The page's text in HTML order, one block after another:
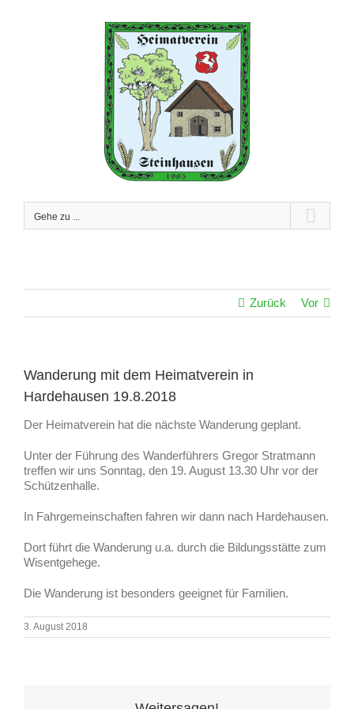
Gehe zu ...
Zurück Vor
Wanderung mit dem Heimatverein in
Hardehausen 19.8.2018
Der Heimatverein hat die nächste Wanderung geplant.
Unter der Führung des Wanderführers Gregor Stratmann
treffen wir uns Sonntag, den 19. August 13.30 Uhr vor der
Schützenhalle.
In Fahrgemeinschaften fahren wir dann nach Hardehausen.
Dort führt die Wanderung u.a. durch die Bildungsstätte zum
Wisentgehege.
Die Wanderung ist besonders geeignet für Familien.
3. August 2018